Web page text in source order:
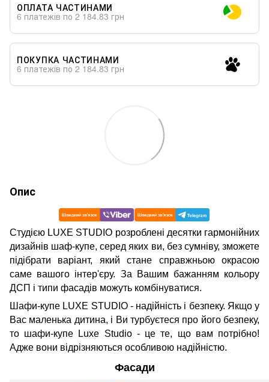
ОПЛАТА ЧАСТИНАМИ
6 платежів по 2 184.83 грн
ПОКУПКА ЧАСТИНАМИ
6 платежів по 2 184.83 грн
Опис
Студією LUXE STUDIO розроблені десятки гармонійних
дизайнів шаф-купе, серед яких ви, без сумніву, зможете
підібрати варіант, який стане справжньою окрасою
саме вашого інтер'єру. За Вашим бажанням кольору
ДСП і типи фасадів можуть комбінуватися.
Шафи-купе LUXE STUDIO - надійність і безпеку. Якщо у
Вас маленька дитина, і Ви турбуєтеся про його безпеку,
то шафи-купе Luxe Studio - це те, що вам потрібно!
Адже вони відрізняються особливою надійністю.
Фасади